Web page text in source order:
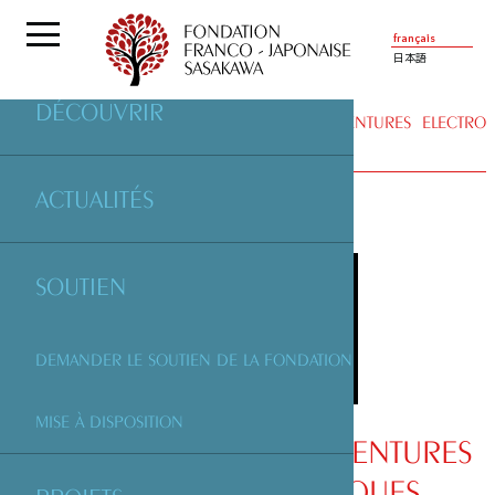
français
日本語
DÉCOUVRIR
ACTUALITÉS
SOUTIEN
DEMANDER LE SOUTIEN DE LA FONDATION
MISE À DISPOSITION
PARTENAIRES | A.E.A - ASSOCIATION AVENTURES ELECTRO
A.E.A - ASSOCIATION AVENTURES